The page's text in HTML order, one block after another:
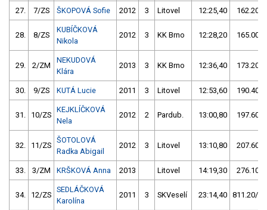
27. 7/ZS ŠKOPOVÁ Sofie 2012 3 Litovel 12:25,40 162.20/
28. 8/ZS
KUBÍČKOVÁ
Nikola
2012 3 KK Brno 12:28,20 165.00/
29. 2/ZM
NEKUDOVÁ
Klára
2013 3 KK Brno 12:36,40 173.20/
30. 9/ZS KUTÁ Lucie 2011 3 Litovel 12:53,60 190.40/
31. 10/ZS
KEJKLÍČKOVÁ
Nela
2012 2 Pardub. 13:00,80 197.60/
32. 11/ZS
ŠOTOLOVÁ
Radka Abigail
2012 3 Litovel 13:10,80 207.60/
33. 3/ZM KRŠKOVÁ Anna 2013 Litovel 14:19,30 276.10/
34. 12/ZS
SEDLÁČKOVÁ
Karolína
2011 3 SKVeselí 23:14,40 811.20/